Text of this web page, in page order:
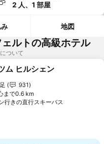
2 人、1 部屋
地図
ルトの高級ホテル
ついて
に入りに追加
ム ヒルシェン
ンク
931
まで0.6 km
行きの直行スキーバス